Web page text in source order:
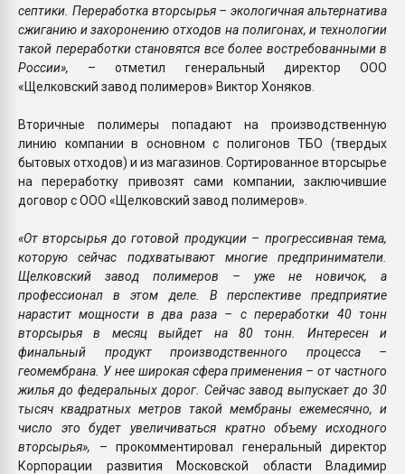
септики. Переработка вторсырья – экологичная альтернатива
сжиганию и захоронению отходов на полигонах, и технологии
такой переработки становятся все более востребованными в
России», – отметил генеральный директор ООО
«Щелковский завод полимеров» Виктор Хоняков.
Вторичные полимеры попадают на производственную
линию компании в основном с полигонов ТБО (твердых
бытовых отходов) и из магазинов. Сортированное вторсырье
на переработку привозят сами компании, заключившие
договор с ООО «Щелковский завод полимеров».
«От вторсырья до готовой продукции – прогрессивная тема,
которую сейчас подхватывают многие предприниматели.
Щелковский завод полимеров – уже не новичок, а
профессионал в этом деле. В перспективе предприятие
нарастит мощности в два раза – с переработки 40 тонн
вторсырья в месяц выйдет на 80 тонн. Интересен и
финальный продукт производственного процесса –
геомембрана. У нее широкая сфера применения – от частного
жилья до федеральных дорог. Сейчас завод выпускает до 30
тысяч квадратных метров такой мембраны ежемесячно, и
число это будет увеличиваться кратно объему исходного
вторсырья», – прокомментировал генеральный директор
Корпорации развития Московской области Владимир